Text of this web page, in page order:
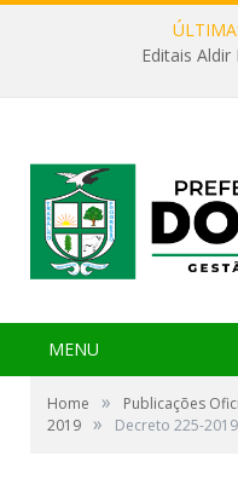
Editais
MENU
Home » Publicações
2019 » Decreto 225-